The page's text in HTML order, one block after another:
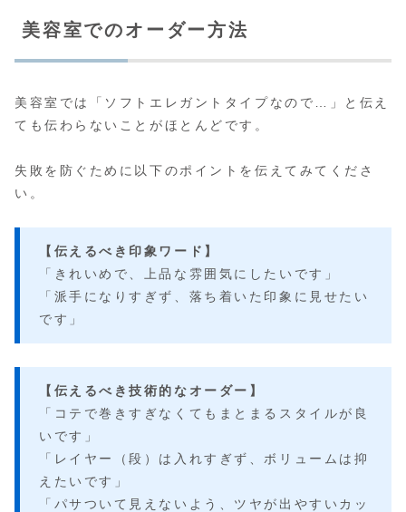
美容室でのオーダー方法
美容室では「ソフトエレガントタイプなので…」と伝え
ても伝わらないことがほとんどです。
失敗を防ぐために以下のポイントを伝えてみてくださ
い。
【伝えるべき印象ワード】
「きれいめで、上品な雰囲気にしたいです」
「派手になりすぎず、落ち着いた印象に見せたい
です」
【伝えるべき技術的なオーダー】
「コテで巻きすぎなくてもまとまるスタイルが良
いです」
「レイヤー（段）は入れすぎず、ボリュームは抑
えたいです」
「パサついて見えないよう、ツヤが出やすいカッ